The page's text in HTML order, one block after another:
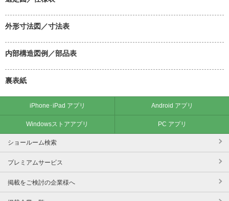
外形寸法図／寸法表
内部構造図例／部品表
裏表紙
iPhone･iPad アプリ Android アプリ
Windowsストアアプリ PC アプリ
ショールーム検索
プレミアムサービス
掲載をご検討の企業様へ